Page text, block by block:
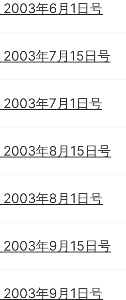
年6月1日号
年7月15日号
年7月1日号
2003年8月15日号
年8月1日号
2003年9月15日号
年9月1日号